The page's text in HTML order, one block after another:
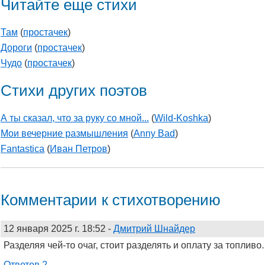
Читайте еще стихи
Там (простачек)
Дороги (простачек)
Чудо (простачек)
Стихи других поэтов
А ты сказал, что за руку со мной... (Wild-Koshka)
Мои вечерние размышления (Anny Bad)
Fantasticа (Иван Петров)
Комментарии к стихотворению
12 января 2025 г. 18:52 - Дмитрий Шнайдер
Разделяя чей-то очаг, стоит разделять и оплату за топливо.